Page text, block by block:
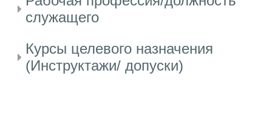
служащего
Курсы целевого назначения
(Инструктажи/ допуски)